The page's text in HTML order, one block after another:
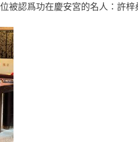
被認爲功在慶安宮的名人：許梓